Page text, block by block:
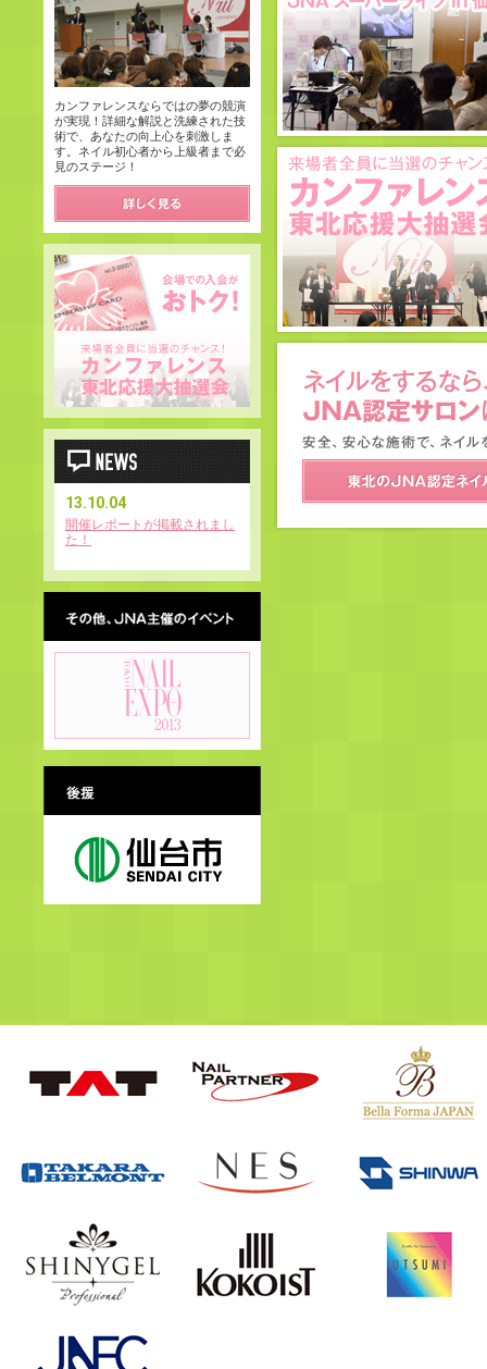
カンファレンスならではの夢の競演
が実現！詳細な解説と洗練された技
術で、あなたの向上心を刺激しま
す。ネイル初心者から上級者まで必
見のステージ！
掲載されまし
13.09.30
地元ネイリストインタビュー
13.09.25
地元ネイリストインタビュー
13.09.19
「JNAスーパーライブ in 仙
13.09.18
ステージ情報を更新しました
13.09.10
出演者のメッセージを追加し
13.09.02
特設サイトがグランドオープ